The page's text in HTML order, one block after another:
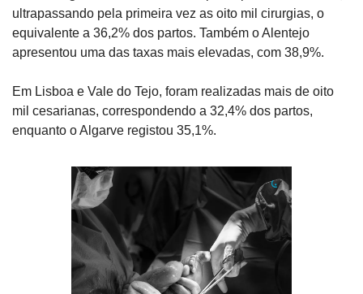
ultrapassando pela primeira vez as oito mil cirurgias, o
equivalente a 36,2% dos partos. Também o Alentejo
apresentou uma das taxas mais elevadas, com 38,9%.
Em Lisboa e Vale do Tejo, foram realizadas mais de oito
mil cesarianas, correspondendo a 32,4% dos partos,
enquanto o Algarve registou 35,1%.